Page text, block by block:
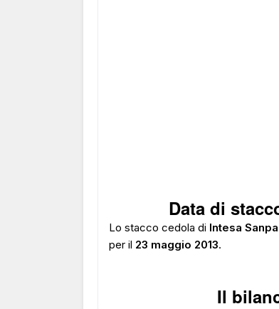
Data di
Lo stacco cedola di Intesa
per il 23 maggio 2013.
Il